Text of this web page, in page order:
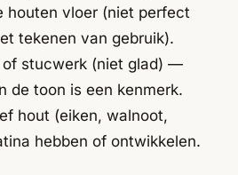
houten vloer (niet perfect
tekenen van gebruik).
of stucwerk (niet glad) —
de toon is een kenmerk.
hout (eiken, walnoot,
hebben of ontwikkelen.